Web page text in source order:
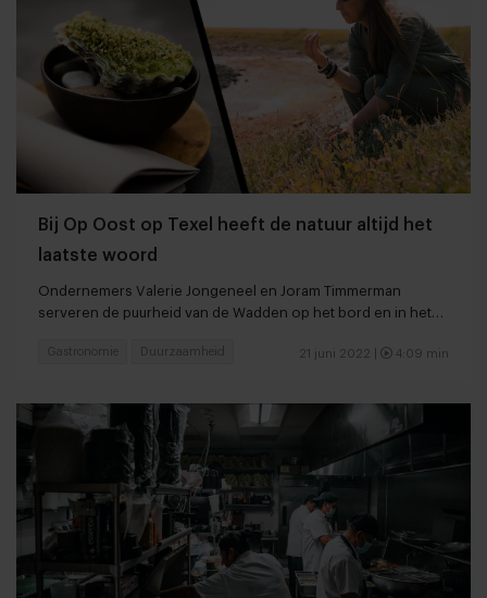
Bij Op Oost op Texel heeft de natuur altijd het
laatste woord
Ondernemers Valerie Jongeneel en Joram Timmerman
serveren de puurheid van de Wadden op het bord en in het
21 juni 2022 | 4:09 min
Gastronomie Duurzaamheid